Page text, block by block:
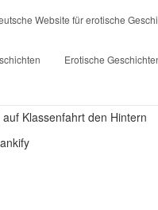
Erotische
Klassenfahrt den Hintern